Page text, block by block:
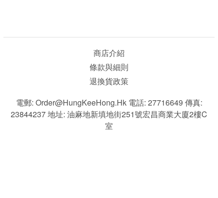
商店介紹
條款與細則
退換貨政策
電郵: Order@HungKeeHong.hk 電話: 27716649 傳真:
23844237 地址: 油麻地新填地街251號宏昌商業大廈2樓C
室